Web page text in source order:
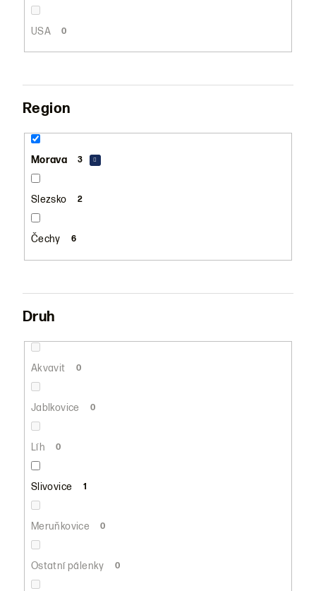
USA 0
Region
Morava 3
Slezsko 2
Čechy 6
Druh
Akvavit 0
Jablkovice 0
Líh 0
Slivovice 1
Meruňkovice 0
Ostatní pálenky 0